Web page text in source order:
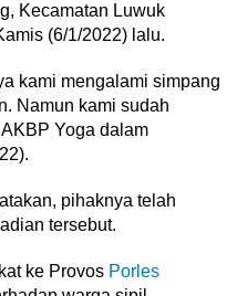
Kecamatan Luwuk
(6/1/2022) lalu.
kami mengalami simpang
Namun kami sudah
Yoga dalam
pihaknya telah
tersebut.
ke Provos Porles